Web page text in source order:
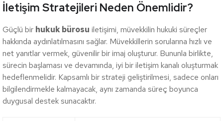
İletişim Stratejileri Neden Önemlidir?
Güçlü bir hukuk bürosu iletişimi, müvekkilin hukuki süreçler
hakkında aydınlatılmasını sağlar. Müvekkillerin sorularına hızlı ve
net yanıtlar vermek, güvenilir bir imaj oluşturur. Bununla birlikte,
sürecin başlaması ve devamında, iyi bir iletişim kanalı oluşturmak
hedeflenmelidir. Kapsamlı bir strateji geliştirilmesi, sadece onları
bilgilendirmekle kalmayacak, aynı zamanda süreç boyunca
duygusal destek sunacaktır.